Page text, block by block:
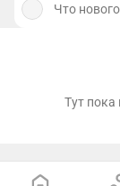
Что
Тут пока